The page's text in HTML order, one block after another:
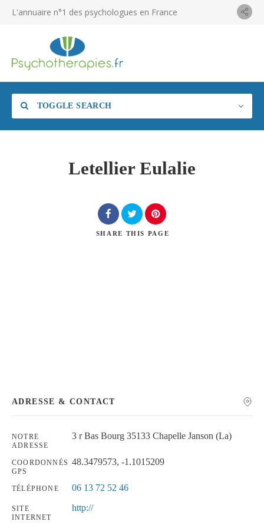
L'annuaire n°1 des psychologues en France
TOGGLE SEARCH
Letellier Eulalie
SHARE THIS PAGE
ADRESSE & CONTACT
NOTRE
ADRESSE
3 r Bas Bourg 35133 Chapelle Janson (La)
COORDONNÉS
GPS
48.3479573, -1.1015209
TÉLÉPHONE 06 13 72 52 46
SITE
INTERNET
http://